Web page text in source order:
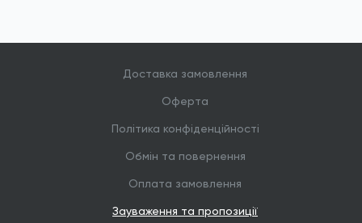
Доставка замовлення
Оферта
Політика конфіденційності
Обмін та повернення
Оплата замовлення
Зауваження та пропозиції